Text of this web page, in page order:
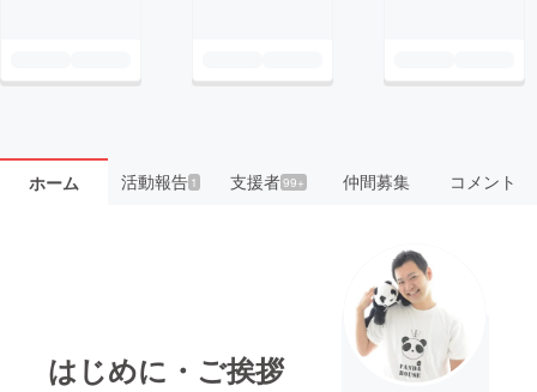
ホーム 活動報告1 支援者99+ 仲間募集 コメント
はじめに・ご挨拶